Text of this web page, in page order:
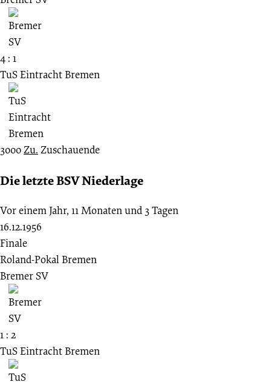
4 : 1
TuS Eintracht Bremen
3000Zu. Zuschauende
Die letzte BSV Niederlage
Vor einem Jahr, 11 Monaten und 3 Tagen
16.12.1956
Finale
Roland-Pokal Bremen
Bremer SV
1 : 2
TuS Eintracht Bremen